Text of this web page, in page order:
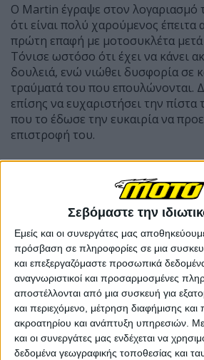
Σεβόμαστε την
Εμείς και οι συνεργάτες μας
πρόσβαση σε πληροφορίες σε μια
και επεξεργαζόμαστε προσωπικά
αναγνωριστικοί και προσαρμοσμένες
αποστέλλονται από μια συσκευή για
και περιεχόμενο, μέτρηση διαφήμισης και
ακροατηρίου και ανάπτυξη υπηρεσιών.
και οι συνεργάτες μας ενδέχεται να
δεδομένα γεωγραφικής τοποθεσίας και
Ο Martin έγραψε στον λογαριασμό
ότι είναι πολύ χαρούμενος έπειτα
πρώτη επαφή με μοτοσυκλέτα
Τόνισε ωστόσο ότι έχει να κάνει
δουλειά, ενώ νιώθει δυσφορία σε
τραύματά του που επουλώνονται.
επίσης να ευχαριστήσει την
που το έδωσε την ευκαιρία να
επιστροφή του.